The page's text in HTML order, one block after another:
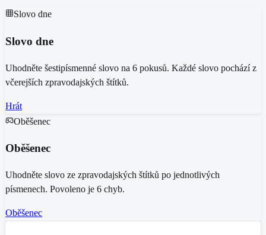
Slovo dne
Slovo dne
Uhodněte šestipísmenné slovo na 6 pokusů. Každé slovo pochází z
včerejších zpravodajských štítků.
Hrát
Oběšenec
Oběšenec
Uhodněte slovo ze zpravodajských štítků po jednotlivých
písmenech. Povoleno je 6 chyb.
Oběšenec